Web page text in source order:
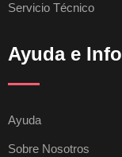
Servicio Técnico
Ayuda e Info
Ayuda
Sobre Nosotros